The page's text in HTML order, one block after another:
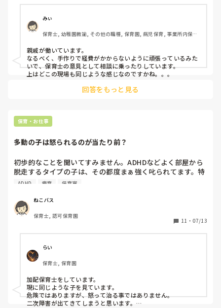
所謂経営状況が良くないようで
こういう療育グッズが欲しいです
新調したいですっていっても渋られ、、
質をあげないことには
益にも繋がらないような気がするのですが、、
あればなと思います。
みぃ
保育士, 幼稚園教諭, その他の職種, 保育園, 病児保育, 事業所内保育,
親戚が働いています。
なるべく、手作りで経費がかからないように頑張っているみた
いで、保育士の意見として相談に乗ったりしています。
回答をもっと見る
保育・お仕事
多動の子は怒られるのが当たり前？
初歩的なことを聞いてすみません。ADHDなどよく部屋から
脱走するタイプの子は、その都度まぁ強く叱られてます。特
に幼児はそうです。登っちゃう子、周りの子に手が出て困ら
も厳しい先生だとピタリと脱走せず落ち着いて座っているこ
とができます。厳しい先生がいなくなると登ったり走り回っ
たりして、叱られますが。最近の療育も厳しく怒ったりする
ことが多いともきくのですが、少し前にリエゾンっていうド
ラマを見て、お母さんが飛び出して行く子供を強く叱ってい
て、主人公が子どもに「どうしてこうなっちゃうのかわから
ないんだよね？」って言うシーンが印象的でした。
障害の特性というのもありますが、強く叱ることが日常的に
多くなると、自分の子がＡＤＨＤでよく叱られて育ったらど
うなるのか？など考えてしまいます。現実的には脱走や部屋
を走り回るのは危険なのでそうせざるえないんですが、何か
ADHD 療育 保育室
ねこバス
保育士, 認可保育園
11 ・ 07/13
らい
保育士, 保育園
加配保育士をしています。
現に同じような子を見ています。
危険ではありますが、怒って治る事ではありません。
二次障害が出てきてしまうと思います。